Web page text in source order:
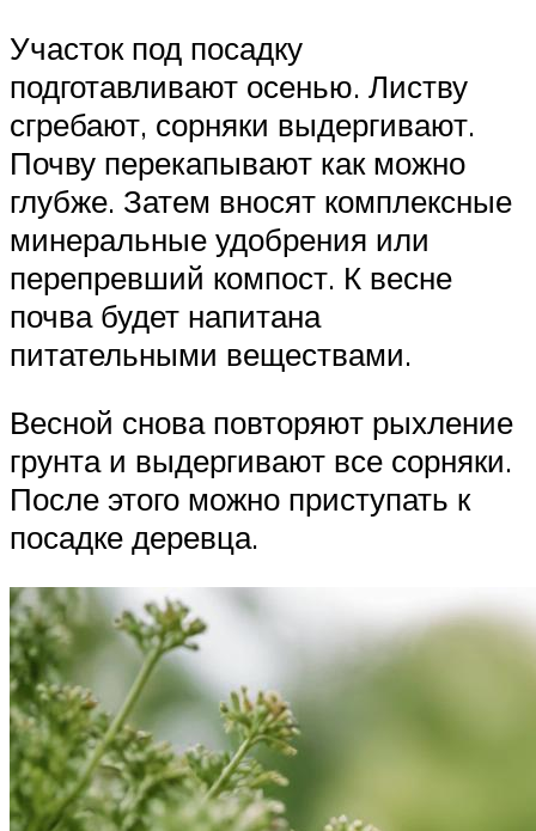
Участок под посадку
подготавливают осенью. Листву
сгребают, сорняки выдергивают.
Почву перекапывают как можно
глубже. Затем вносят комплексные
минеральные удобрения или
перепревший компост. К весне
почва будет напитана
питательными веществами.
Весной снова повторяют рыхление
грунта и выдергивают все сорняки.
После этого можно приступать к
посадке деревца.